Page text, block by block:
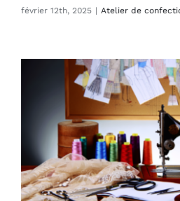
février 12th, 2025 | Atelier de